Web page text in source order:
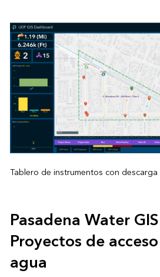
Tablero de instrumentos con
Pasadena Water
Proyectos de
agua